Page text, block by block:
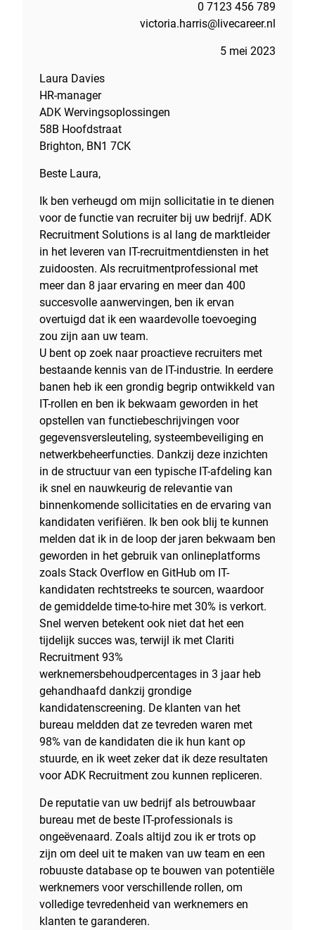
0 7123 456 789
victoria.harris@livecareer.nl
5 mei 2023
Laura Davies
HR-manager
ADK Wervingsoplossingen
58B Hoofdstraat
Brighton, BN1 7CK
Beste Laura,
Ik ben verheugd om mijn sollicitatie in te dienen
voor de functie van recruiter bij uw bedrijf. ADK
Recruitment Solutions is al lang de marktleider
in het leveren van IT-recruitmentdiensten in het
zuidoosten. Als recruitmentprofessional met
meer dan 8 jaar ervaring en meer dan 400
succesvolle aanwervingen, ben ik ervan
overtuigd dat ik een waardevolle toevoeging
zou zijn aan uw team.
U bent op zoek naar proactieve recruiters met
bestaande kennis van de IT-industrie. In eerdere
banen heb ik een grondig begrip ontwikkeld van
IT-rollen en ben ik bekwaam geworden in het
opstellen van functiebeschrijvingen voor
gegevensversleuteling, systeembeveiliging en
netwerkbeheerfuncties. Dankzij deze inzichten
in de structuur van een typische IT-afdeling kan
ik snel en nauwkeurig de relevantie van
binnenkomende sollicitaties en de ervaring van
kandidaten verifiëren. Ik ben ook blij te kunnen
melden dat ik in de loop der jaren bekwaam ben
geworden in het gebruik van onlineplatforms
zoals Stack Overflow en GitHub om IT-
kandidaten rechtstreeks te sourcen, waardoor
de gemiddelde time-to-hire met 30% is verkort.
Snel werven betekent ook niet dat het een
tijdelijk succes was, terwijl ik met Clariti
Recruitment 93%
werknemersbehoudpercentages in 3 jaar heb
gehandhaafd dankzij grondige
kandidatenscreening. De klanten van het
bureau meldden dat ze tevreden waren met
98% van de kandidaten die ik hun kant op
stuurde, en ik weet zeker dat ik deze resultaten
voor ADK Recruitment zou kunnen repliceren.
De reputatie van uw bedrijf als betrouwbaar
bureau met de beste IT-professionals is
ongeëvenaard. Zoals altijd zou ik er trots op
zijn om deel uit te maken van uw team en een
robuuste database op te bouwen van potentiële
werknemers voor verschillende rollen, om
volledige tevredenheid van werknemers en
klanten te garanderen.